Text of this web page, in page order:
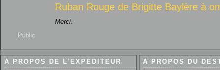
Public
Ruban Rouge de Brigitte Baylère à
Merci.
À PROPOS DE L'EXPÉDITEUR À PROPOS DU